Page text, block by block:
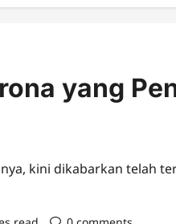
yang
kini dikabarkan telah